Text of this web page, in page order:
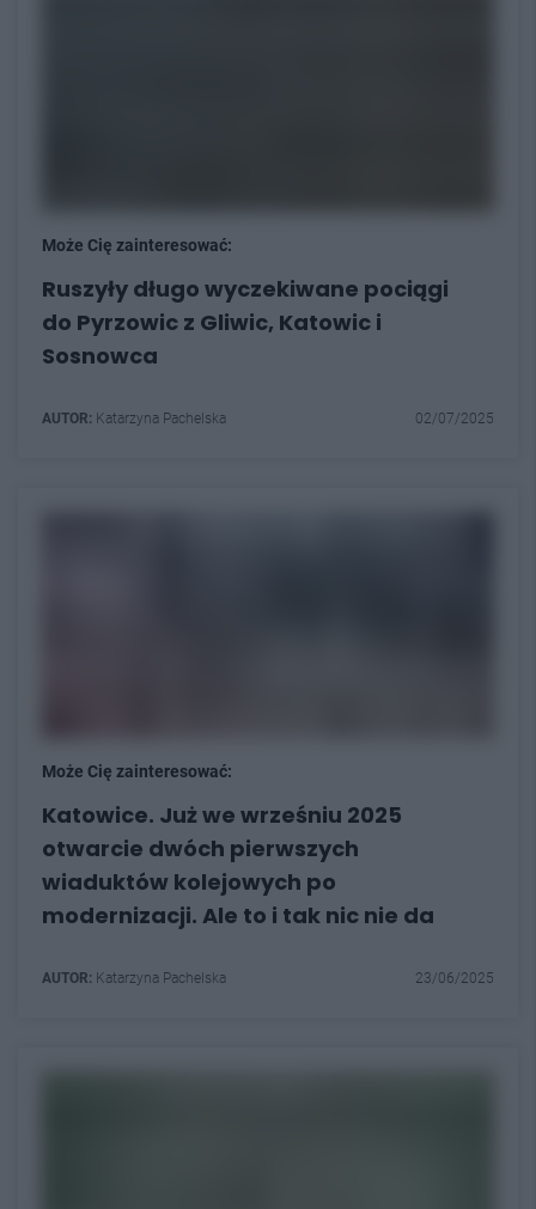
Może Cię zainteresować:
Ruszyły długo wyczekiwane pociągi
do Pyrzowic z Gliwic, Katowic i
Sosnowca
AUTOR: Katarzyna Pachelska 02/07/2025
Może Cię zainteresować:
Katowice. Już we wrześniu 2025
otwarcie dwóch pierwszych
wiaduktów kolejowych po
modernizacji. Ale to i tak nic nie da
AUTOR: Katarzyna Pachelska 23/06/2025